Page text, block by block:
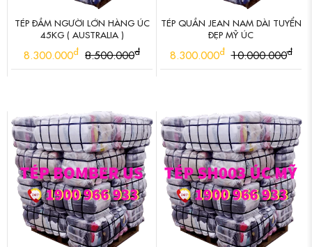
TÉP ĐẦM NGƯỜI LỚN HÀNG ÚC
45KG ( AUSTRALIA )
8.300.000đ 8.500.000đ
TÉP QUẦN JEAN NAM DÀI TUYỂN
ĐẸP MỸ ÚC
8.300.000đ 10.000.000đ